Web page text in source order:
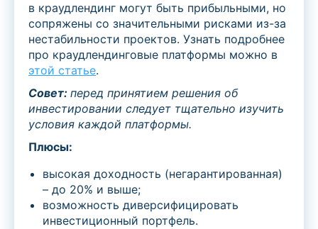
в краудлендинг могут быть прибыльными, но
сопряжены со значительными рисками из-за
нестабильности проектов. Узнать подробнее
про краудлендинговые платформы можно в
этой статье.
Совет: перед принятием решения об
инвестировании следует тщательно изучить
условия каждой платформы.
Плюсы:
высокая доходность (негарантированная)
– до 20% и выше;
возможность диверсифицировать
инвестиционный портфель.